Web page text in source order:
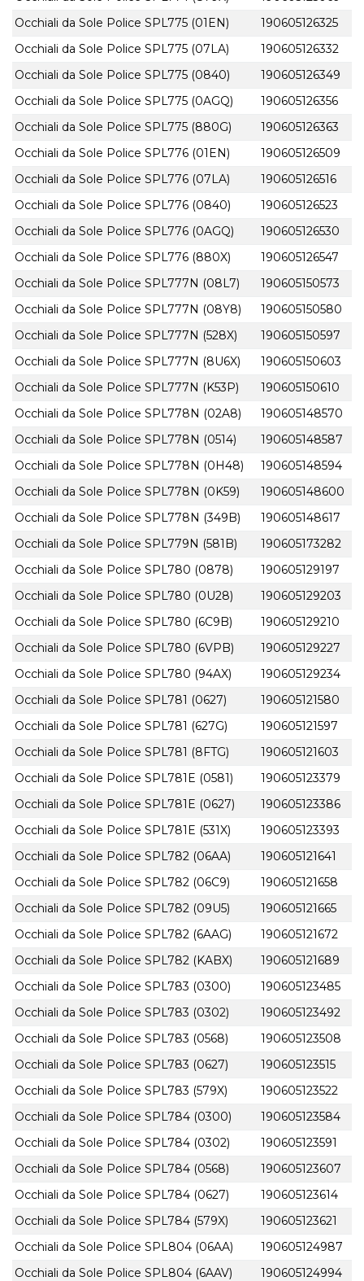
Occhiali da Sole Police SPL775 (01EN)
190605126325
Occhiali da Sole Police SPL775 (07LA)
190605126332
Occhiali da Sole Police SPL775 (0840)
190605126349
Occhiali da Sole Police SPL775 (0AGQ)
190605126356
Occhiali da Sole Police SPL775 (880G)
190605126363
Occhiali da Sole Police SPL776 (01EN)
190605126509
Occhiali da Sole Police SPL776 (07LA)
190605126516
Occhiali da Sole Police SPL776 (0840)
190605126523
Occhiali da Sole Police SPL776 (0AGQ)
190605126530
Occhiali da Sole Police SPL776 (880X)
190605126547
Occhiali da Sole Police SPL777N (08L7)
190605150573
Occhiali da Sole Police SPL777N (08Y8)
190605150580
Occhiali da Sole Police SPL777N (528X)
190605150597
Occhiali da Sole Police SPL777N (8U6X)
190605150603
Occhiali da Sole Police SPL777N (K53P)
190605150610
Occhiali da Sole Police SPL778N (02A8)
190605148570
Occhiali da Sole Police SPL778N (0514)
190605148587
Occhiali da Sole Police SPL778N (0H48)
190605148594
Occhiali da Sole Police SPL778N (0K59)
190605148600
Occhiali da Sole Police SPL778N (349B)
190605148617
Occhiali da Sole Police SPL779N (581B)
190605173282
Occhiali da Sole Police SPL780 (0878)
190605129197
Occhiali da Sole Police SPL780 (0U28)
190605129203
Occhiali da Sole Police SPL780 (6C9B)
190605129210
Occhiali da Sole Police SPL780 (6VPB)
190605129227
Occhiali da Sole Police SPL780 (94AX)
190605129234
Occhiali da Sole Police SPL781 (0627)
190605121580
Occhiali da Sole Police SPL781 (627G)
190605121597
Occhiali da Sole Police SPL781 (8FTG)
190605121603
Occhiali da Sole Police SPL781E (0581)
190605123379
Occhiali da Sole Police SPL781E (0627)
190605123386
Occhiali da Sole Police SPL781E (531X)
190605123393
Occhiali da Sole Police SPL782 (06AA)
190605121641
Occhiali da Sole Police SPL782 (06C9)
190605121658
Occhiali da Sole Police SPL782 (09U5)
190605121665
Occhiali da Sole Police SPL782 (6AAG)
190605121672
Occhiali da Sole Police SPL782 (KABX)
190605121689
Occhiali da Sole Police SPL783 (0300)
190605123485
Occhiali da Sole Police SPL783 (0302)
190605123492
Occhiali da Sole Police SPL783 (0568)
190605123508
Occhiali da Sole Police SPL783 (0627)
190605123515
Occhiali da Sole Police SPL783 (579X)
190605123522
Occhiali da Sole Police SPL784 (0300)
190605123584
Occhiali da Sole Police SPL784 (0302)
190605123591
Occhiali da Sole Police SPL784 (0568)
190605123607
Occhiali da Sole Police SPL784 (0627)
190605123614
Occhiali da Sole Police SPL784 (579X)
190605123621
Occhiali da Sole Police SPL804 (06AA)
190605124987
Occhiali da Sole Police SPL804 (6AAV)
190605124994